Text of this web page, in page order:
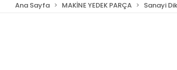
Ana Sayfa MAKİNE YEDEK PARÇA Sanayi